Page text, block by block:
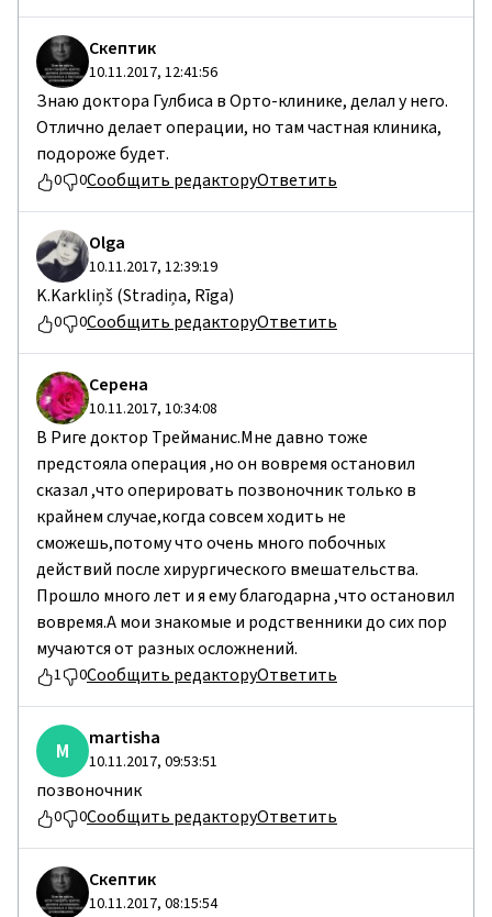
Cкептик
10.11.2017, 12:41:56
Знаю доктора Гулбиса в Орто-клинике, делал у него.
Отлично делает операции, но там частная клиника,
подороже будет.
0 0Сообщить редакторуОтветить
Olga
10.11.2017, 12:39:19
K.Karkliņš (Stradiņa, Rīga)
0 0Сообщить редакторуОтветить
Серена
10.11.2017, 10:34:08
В Риге доктор Трейманис.Мне давно тоже
предстояла операция ,но он вовремя остановил
сказал ,что оперировать позвоночник только в
крайнем случае,когда совсем ходить не
сможешь,потому что очень много побочных
действий после хирургического вмешательства.
Прошло много лет и я ему благодарна ,что остановил
вовремя.А мои знакомые и родственники до сих пор
мучаются от разных осложнений.
1 0Сообщить редакторуОтветить
M martisha
10.11.2017, 09:53:51
позвоночник
0 0Сообщить редакторуОтветить
Cкептик
10.11.2017, 08:15:54